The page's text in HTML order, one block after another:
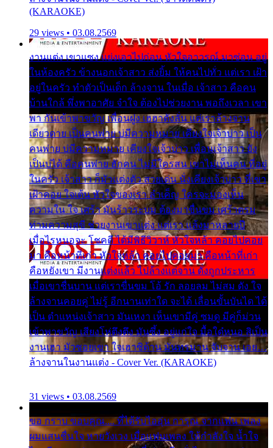
(KARAOKE)
29 views • 03.08.2569
งานแต่ง เขาแซง แย่งเอาไปก่อน หัวใจอาวรณ์ มาซ่อน อยู่
ในห้องครัว ข้างนอกเจ้าสาว ส่งยิ้ม ให้คนไปทั่ว แต่เรา เฝ้า
อยู่ในครัว ทำตัวเป็นเด็ก ล้างจาน ในเมื่อ เจ้าสาว คือคน
บ้านใกล้ พึ่งพาอาศัย จำใจ ต้องไปช่วยงาน พอถึงเวลา เขา
พา กันเข้าพาขวัญ เพื่อนฝูง เฮฮาดังลั่น แต่เราล้างจาน
เดียวดาย เป็นคนพ่าย บ่มีความหมาย เคียงใจเจ้าบ่าว เป็น
คนพ่าย บ่มีความหมาย เคียงใจเจ้าบ่าว เพื่อนเจ้าสาว ยัง
เป็นบ่ได้ คือคนพ่าย ฮักคน ไม่มีใครสน เขาไม่เห็นคน ที่อยู่
ในครัว เจ้าสาว ก็มัวแต่งตัว สวยเด่น นั่งเคียงเจ้าบ่าว ที่เขา
เฝ้าคอย ใจเต้น หัวใจของเรา ลำเค็ญ ใครจะมองเห็น
ความใน ใจ เศร้า มันร้าวระบม ต้องมาขื่นขม เศร้าตรม
ท่ามความสุขี ช่วยงานเขาแต่ง แต่เรา แล้งมาหลายปี
เมื่อไรหนอจะ โชคดี ได้มีพิธีวิวาห์ หัวใจหล้า คอยไปคอย
มา คือหน้าที่เก่า หัวใจหล้า คอยไปคอยมา คือหน้าที่เก่า
คือหยังเขา มีงานแต่งแล้ว ไปล้างแต่จาน ดั่งถูกประหาร
เมื่อเขาชื่นบาน แต่เราขื่นขม โอ้ รัก ลอยลม ไม่สม ดัง ใจ
ล้างจานคอยคู่ ไม่รู้ อีกนานเท่าใด จะได้ เลื่อนขั้นบันได ได้
เป็น ตำแหน่งเจ้าสาว มันเหงา เห็นเขามีคู่ ซมดู มีคู่ก็ม่วน
เข้าพาขวัญ เสียงโห่ตึงตึง มันซึ้ง อยู่แก่ใจ มื้อใด๋หนอ สิเป็น
งานเฮา มัวซอยเขา ใจเฮาซิด้าน มันทรมาน จับจาน เอย…
ล้างจานในงานแต่ง - Cover Ver. (KARAOKE)
31 views • 03.08.2569
ขอ กราบ ขอบคุณ.... ที่ได้รับไออุ่น การุณ จากแฟน เพลง
ผมแสนชื่นใจ หายวังเวง เมื่อแฟนเพลง ให้กำลังใจ น้ำใจ